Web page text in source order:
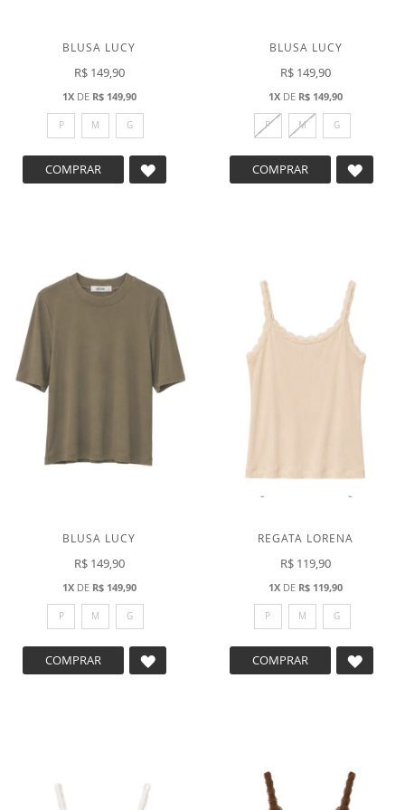
BLUSA LUCY
R$ 149,90
1XDE R$ 149,90
P M G
COMPRAR
ADICIONAR
BLUSA LUCY
R$ 149,90
1X DE R$ 149,90
P M G
COMPRAR
BLUSA LUCY
R$ 149,90
1XDE R$ 149,90
P M G
COMPRAR
ADICIONAR
REGATA LORENA
R$ 119,90
1X DE R$ 119,90
P M G
COMPRAR